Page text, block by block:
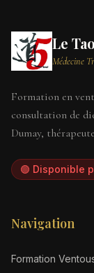
Le
Médecine
Formation en
consultation de
Dumay,
🟢 Disponible
Navigation
Formation